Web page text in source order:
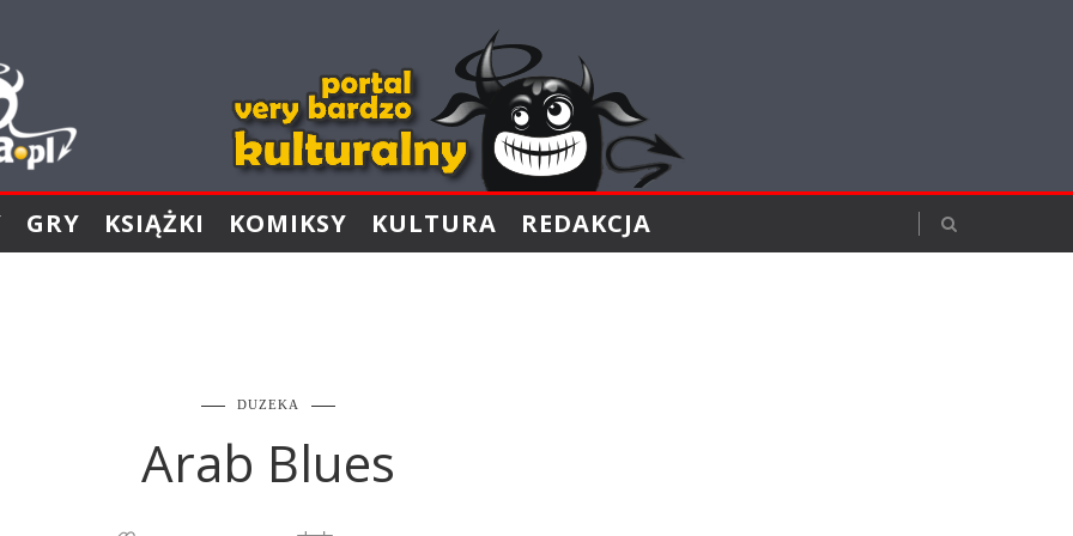
GRY KSIĄŻKI KOMIKSY KULTURA REDAKCJA
DUZEKA
Arab Blues